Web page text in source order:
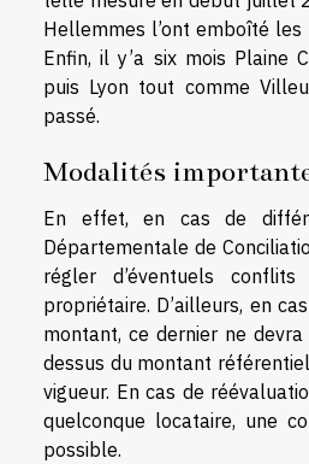
Hellemmes l’ont emboîté
Enfin, il y’a six mois Plaine
puis Lyon tout comme
passé.
Modalités
En effet, en cas de
Départementale de
régler d’éventuels
propriétaire. D’ailleurs, en
montant, ce dernier ne
dessus du montant
vigueur. En cas de
quelconque locataire, une
possible.